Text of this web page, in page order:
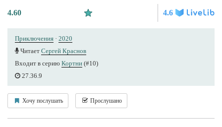
4.60 4.6
Приключения · 2020
Читает Сергей Краснов
Входит в серию Кортни (#10)
27.36.9
Хочу послушать Прослушано